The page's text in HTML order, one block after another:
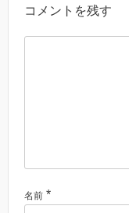
コメントを残す
名前 *